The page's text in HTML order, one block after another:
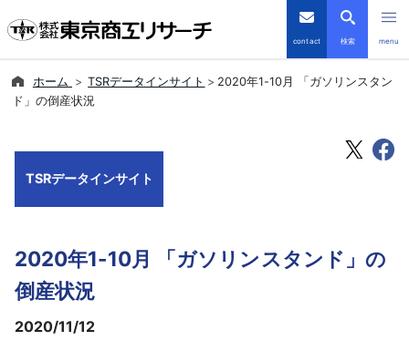
contact 検索 menu
ホーム TSRデータインサイト
2020年1-10月 「ガソリンスタン
ド」の倒産状況
TSRデータインサイト
2020年1-10月 「ガソリンスタンド」の
倒産状況
2020/11/12